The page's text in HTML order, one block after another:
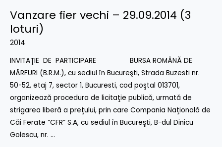
Vanzare fier vechi – 29.09.2014 (3
loturi)
2014
INVITAŢIE DE PARTICIPARE BURSA ROMÂNĂ DE
MĂRFURI (B.R.M.), cu sediul în Bucureşti, Strada Buzesti nr.
50-52, etaj 7, sector 1, Bucuresti, cod poştal 013701,
organizează procedura de licitaţie publică, urmată de
strigarea liberă a preţului, prin care Compania Naţională de
Căi Ferate “CFR” S.A, cu sediul în Bucureşti, B-dul Dinicu
Golescu, nr. …
Vanzare
fier
vechi
29.09.2014
(3
loturi)